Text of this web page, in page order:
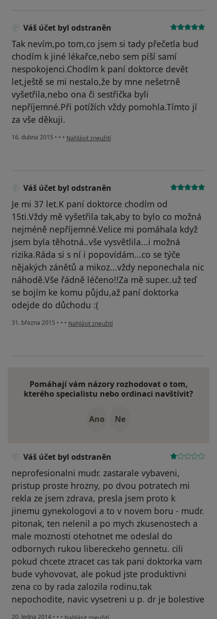
Váš účet byl odstraněn
Tak nevím,po tom,co jsem si tady přečetla bud
chodím k jiné lékařce,nebo sem píší samí
nespokojenci.Chodím k paní doktorce devět
let,ještě se mi nestalo,že by mne nešetrně
vyšetřila,nebo ona či sestřička byli
nepříjemné.Při potížích vždy pomohla.Tímto jí
za vše děkuji.
16. dubna 2015 • • • podle názoru uživatele Váš účet byl odstraněn
Nahlásit zneužití
Váš účet byl odstraněn
Je mi 37 let.K paní doktorce chodím od
15ti.Vždy mě vyšetřila tak,aby to bylo co možná
nejméně nepříjemné.Velice mi pomáhala když
jsem byla těhotná..vše vysvětlila...i možná
rizika.Ráda si s ní i popovídám...co se týče
nějakých zánětů a mikoz...vždy neponechala nic
náhodě.Vše řádně léčeno!!Za mě super..už teď
se bojím ke komu půjdu,až paní doktorka
odejde do důchodu :(
31. března 2015 • • • podle názoru uživatele Váš účet byl odstraněn
Nahlásit zneužití
Pomáhají vám názory rozhodovat o tom,
kterého specialistu nebo ordinaci navštívit?
Ano Ne
Váš účet byl odstraněn
neprofesionalni mudr. zastarale vybaveni,
pristup proste hrozny, po dvou potratech mi
rekla ze jsem zdrava, presla jsem proto k
jinemu gynekologovi a to v novem boru - mudr.
pitonak, ten nelenil a po mych zkusenostech a
male moznosti otehotnet me odeslal do
odbornych rukou libereckeho gennetu. cili
pokud chcete ztracet cas tak pani doktorka vam
bude vyhovovat, ale pokud jste produktivni
zena co by rada zalozila rodinu,tak
nepochodite, navic vysetreni u p. dr je bolestive
20. ledna 2014 • • • podle názoru uživatele Váš účet byl odstraněn